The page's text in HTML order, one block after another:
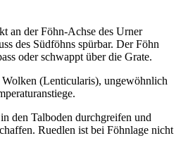
an der Föhn-Achse des Urner
des Südföhns spürbar. Der Föhn
oder schwappt über die Grate.
(Lenticularis), ungewöhnlich
den Talboden durchgreifen und
Ruedlen ist bei Föhnlage nicht